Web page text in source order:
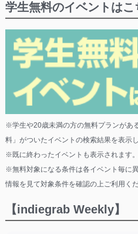
学生無料のイベントはこ
※学生や20歳未満の方の無料プランがあ
料」がついたイベントの検索結果を表示し
※既に終わったイベントも表示されます。
※無料対象になる条件は各イベント毎に
情報を見て対象条件を確認の上ご利用くだ
【indiegrab Weekly】